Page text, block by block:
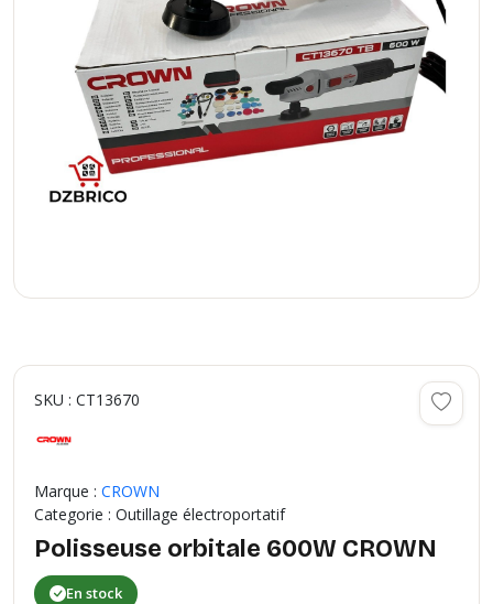
SKU : CT13670
Marque : CROWN
Categorie : Outillage électroportatif
Polisseuse orbitale 600W CROWN
En stock